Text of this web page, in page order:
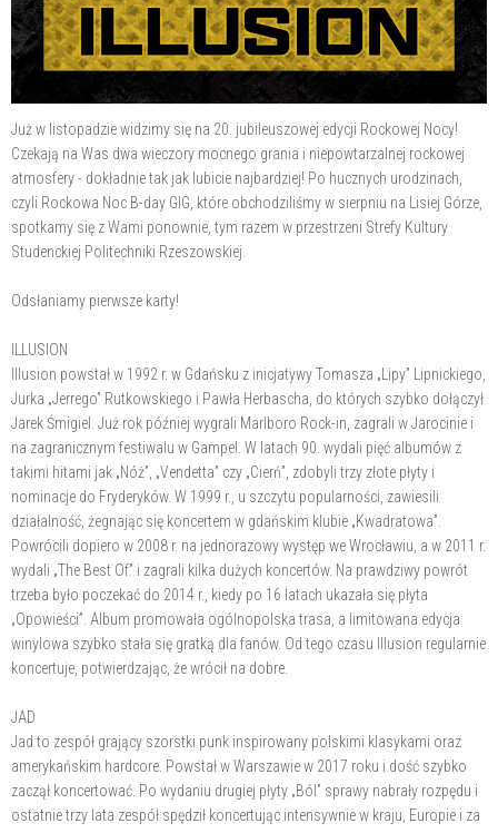
Już w listopadzie widzimy się na 20. jubileuszowej edycji Rockowej Nocy!
Czekają na Was dwa wieczory mocnego grania i niepowtarzalnej rockowej
atmosfery - dokładnie tak jak lubicie najbardziej! Po hucznych urodzinach,
czyli Rockowa Noc B-day GIG, które obchodziliśmy w sierpniu na Lisiej Górze,
spotkamy się z Wami ponownie, tym razem w przestrzeni Strefy Kultury
Studenckiej Politechniki Rzeszowskiej.
Odsłaniamy pierwsze karty!
ILLUSION
Illusion powstał w 1992 r. w Gdańsku z inicjatywy Tomasza „Lipy” Lipnickiego,
Jurka „Jerrego” Rutkowskiego i Pawła Herbascha, do których szybko dołączył
Jarek Śmigiel. Już rok później wygrali Marlboro Rock-in, zagrali w Jarocinie i
na zagranicznym festiwalu w Gampel. W latach 90. wydali pięć albumów z
takimi hitami jak „Nóż”, „Vendetta” czy „Cierń”, zdobyli trzy złote płyty i
nominacje do Fryderyków. W 1999 r., u szczytu popularności, zawiesili
działalność, żegnając się koncertem w gdańskim klubie „Kwadratowa”.
Powrócili dopiero w 2008 r. na jednorazowy występ we Wrocławiu, a w 2011 r.
wydali „The Best Of” i zagrali kilka dużych koncertów. Na prawdziwy powrót
trzeba było poczekać do 2014 r., kiedy po 16 latach ukazała się płyta
„Opowieści”. Album promowała ogólnopolska trasa, a limitowana edycja
winylowa szybko stała się gratką dla fanów. Od tego czasu Illusion regularnie
koncertuje, potwierdzając, że wrócił na dobre.
JAD
Jad to zespół grający szorstki punk inspirowany polskimi klasykami oraz
amerykańskim hardcore. Powstał w Warszawie w 2017 roku i dość szybko
zaczął koncertować. Po wydaniu drugiej płyty „Ból” sprawy nabrały rozpędu i
ostatnie trzy lata zespół spędził koncertując intensywnie w kraju, Europie i za